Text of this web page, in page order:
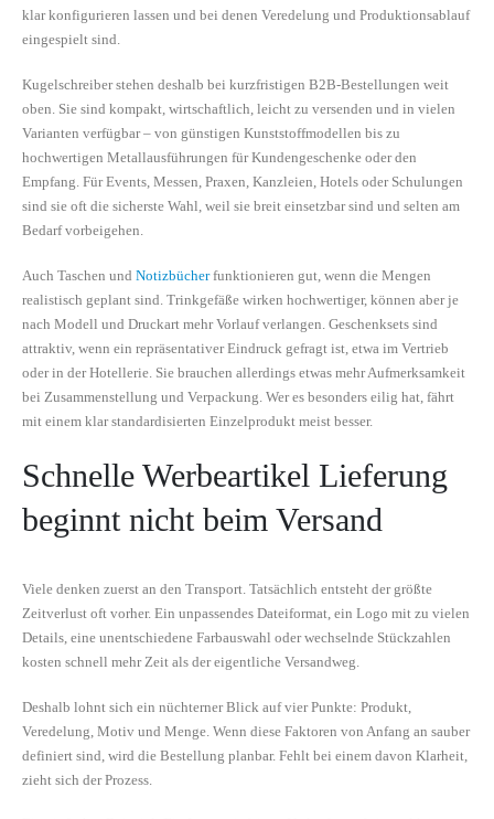
klar konfigurieren lassen und bei denen Veredelung und Produktionsablauf
eingespielt sind.
Kugelschreiber stehen deshalb bei kurzfristigen B2B-Bestellungen weit
oben. Sie sind kompakt, wirtschaftlich, leicht zu versenden und in vielen
Varianten verfügbar – von günstigen Kunststoffmodellen bis zu
hochwertigen Metallausführungen für Kundengeschenke oder den
Empfang. Für Events, Messen, Praxen, Kanzleien, Hotels oder Schulungen
sind sie oft die sicherste Wahl, weil sie breit einsetzbar sind und selten am
Bedarf vorbeigehen.
Auch Taschen und Notizbücherfunktionieren gut, wenn die Mengen
realistisch geplant sind. Trinkgefäße wirken hochwertiger, können aber je
nach Modell und Druckart mehr Vorlauf verlangen. Geschenksets sind
attraktiv, wenn ein repräsentativer Eindruck gefragt ist, etwa im Vertrieb
oder in der Hotellerie. Sie brauchen allerdings etwas mehr Aufmerksamkeit
bei Zusammenstellung und Verpackung. Wer es besonders eilig hat, fährt
mit einem klar standardisierten Einzelprodukt meist besser.
Schnelle Werbeartikel Lieferung
beginnt nicht beim Versand
Viele denken zuerst an den Transport. Tatsächlich entsteht der größte
Zeitverlust oft vorher. Ein unpassendes Dateiformat, ein Logo mit zu vielen
Details, eine unentschiedene Farbauswahl oder wechselnde Stückzahlen
kosten schnell mehr Zeit als der eigentliche Versandweg.
Deshalb lohnt sich ein nüchterner Blick auf vier Punkte: Produkt,
Veredelung, Motiv und Menge. Wenn diese Faktoren von Anfang an sauber
definiert sind, wird die Bestellung planbar. Fehlt bei einem davon Klarheit,
zieht sich der Prozess.